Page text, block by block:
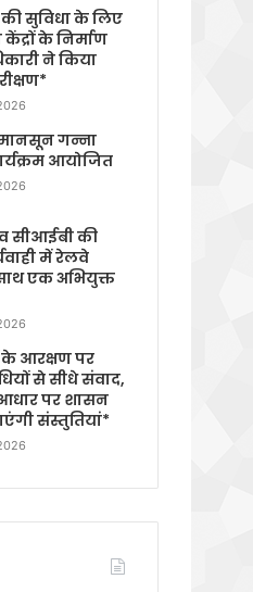
सुविधा के लिए
के निर्माण
ने किया
गन्ना
आयोजित
सीआईबी की
में रेलवे
एक अभियुक्त
के आरक्षण पर
से सीधे संवाद,
पर शासन
संस्तुतियां*